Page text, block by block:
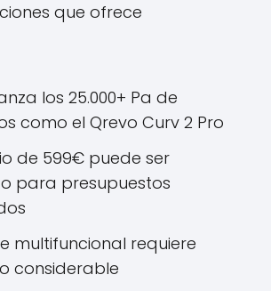
que ofrece
los 25.000+ Pa de
como el Qrevo Curv 2 Pro
de 599€ puede ser
para presupuestos
multifuncional requiere
considerable